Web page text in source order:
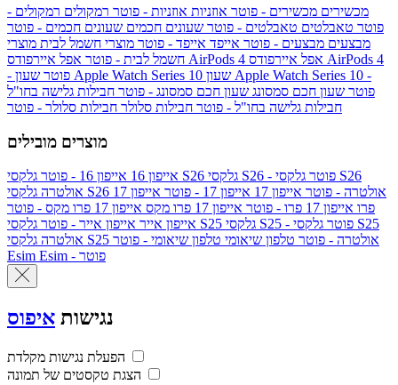
מכשירים מכשירים - פוטר אוזניות אוזניות - פוטר רמקולים רמקולים -
פוטר טאבלטים טאבלטים - פוטר שעונים חכמים שעונים חכמים - פוטר
מבצעים מבצעים - פוטר אייפד אייפד - פוטר מוצרי חשמל לבית מוצרי
חשמל לבית - פוטר אפל איירפודס AirPods 4 אפל איירפודס AirPods 4
- פוטר שעון Apple Watch Series 10 שעון Apple Watch Series 10 -
פוטר שעון חכם סמסונג שעון חכם סמסונג - פוטר חבילות גלישה בחו"ל
חבילות גלישה בחו"ל - פוטר חבילות סלולר חבילות סלולר - פוטר
מוצרים מובילים
אייפון 16 אייפון 16 - פוטר גלקסי S26 גלקסי S26 - פוטר גלקסי S26
אולטרה
גלקסי S26 אולטרה - פוטר אייפון 17 אייפון 17 - פוטר
אייפון 17
פרו אייפון 17 פרו - פוטר אייפון 17 פרו מקס
אייפון 17 פרו מקס - פוטר
אייפון אייר אייפון אייר - פוטר גלקסי S25 גלקסי S25 - פוטר גלקסי S25
אולטרה
גלקסי S25 אולטרה - פוטר טלפון שיאומי טלפון שיאומי - פוטר
Esim
Esim - פוטר
נגישות איפוס
הפעלת נגישות מקלדת
הצגת טקסטים של תמונה